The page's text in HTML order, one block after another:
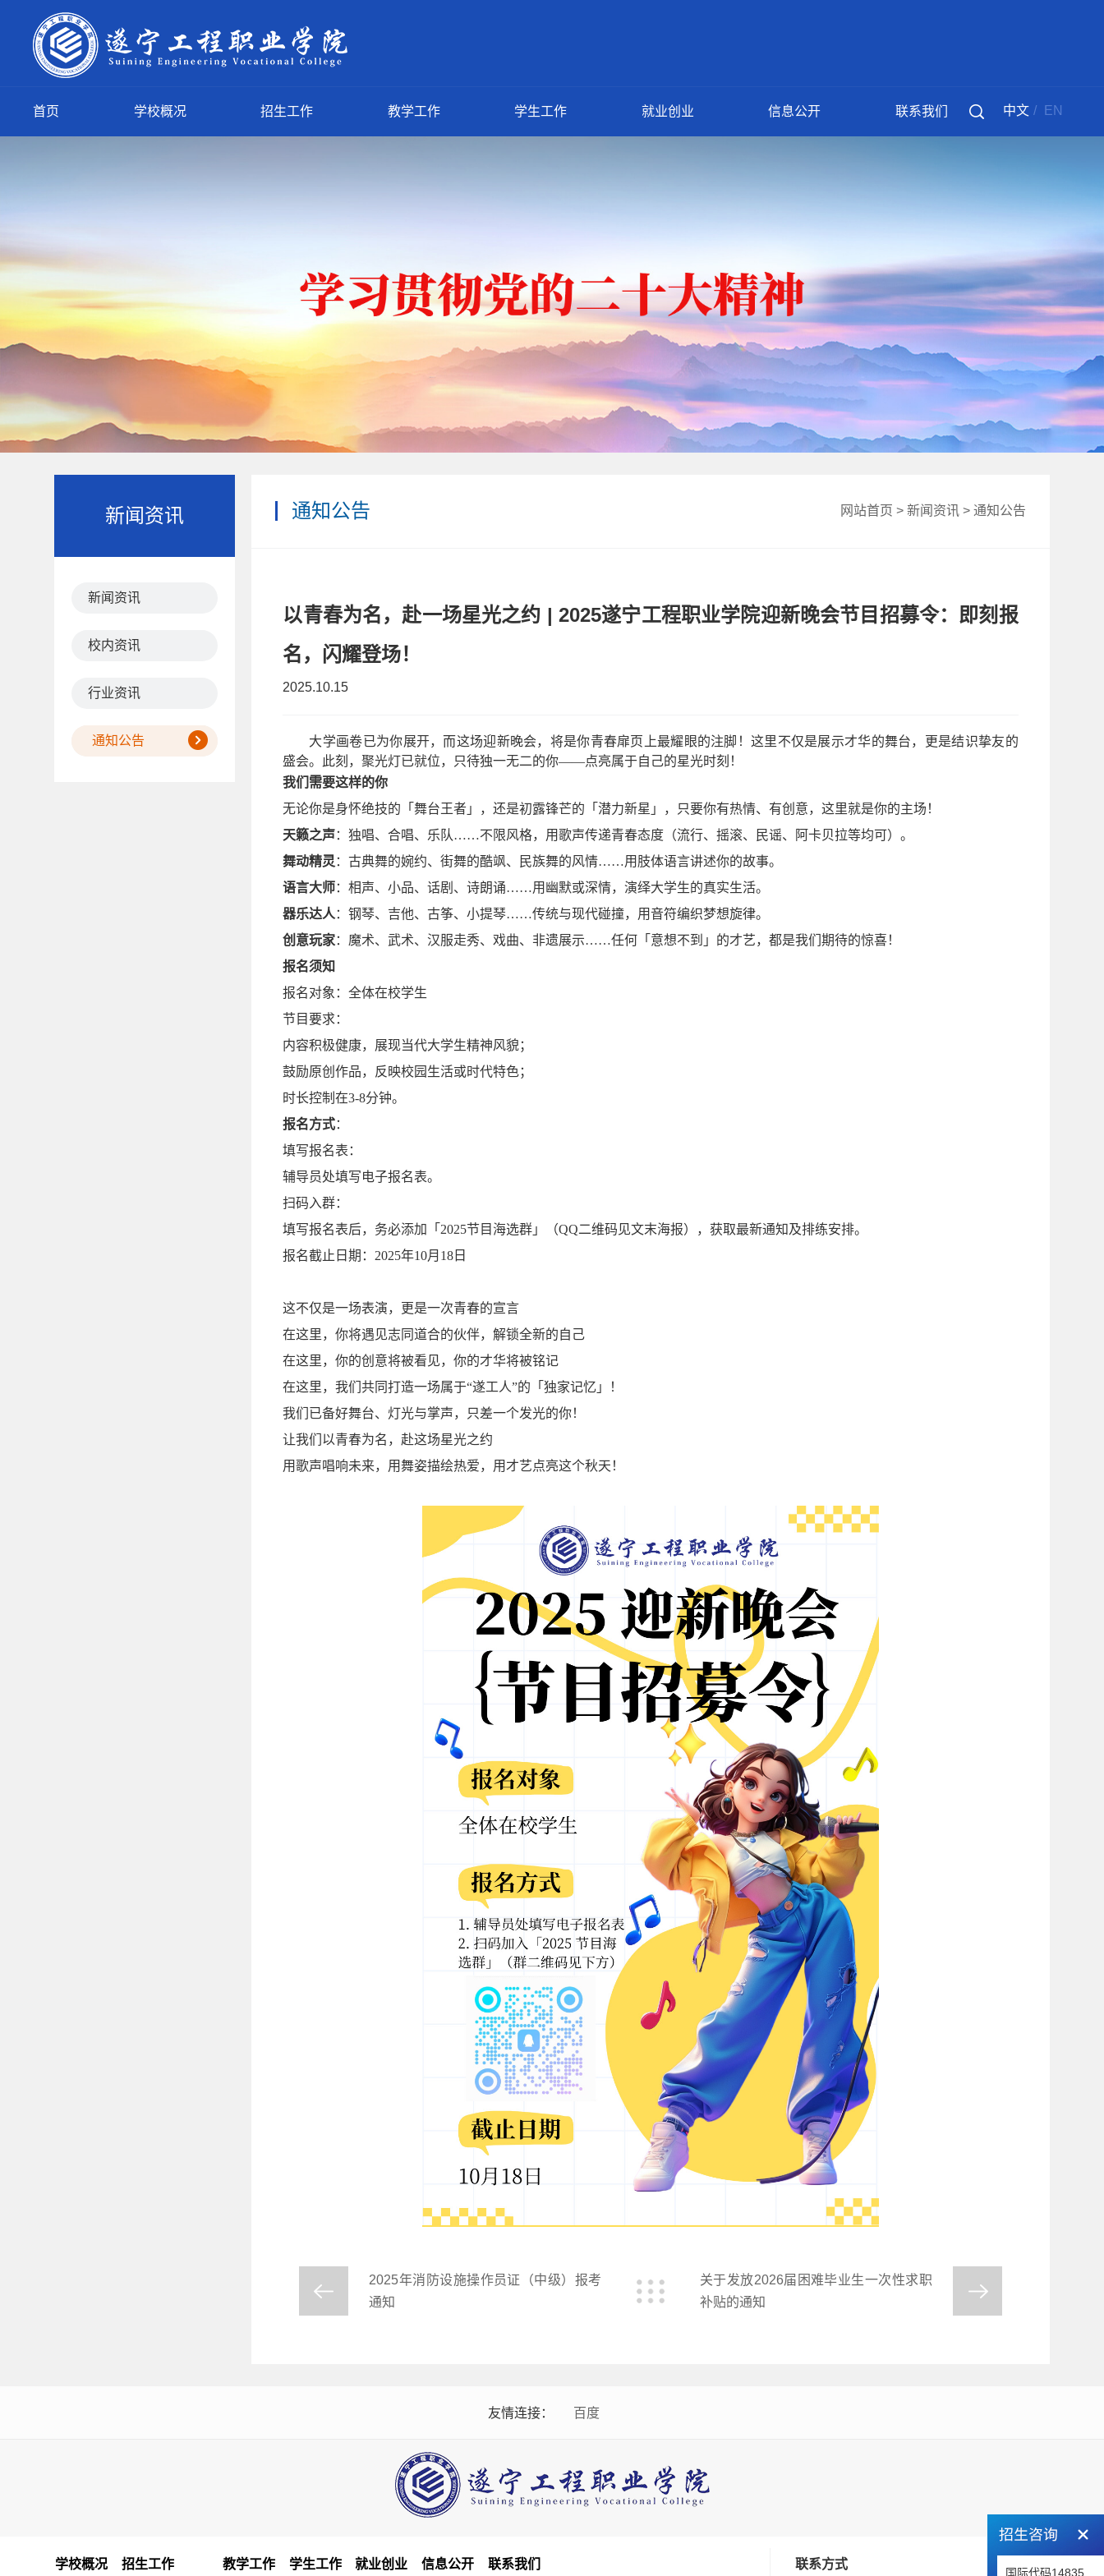
首页 学校概况 招生工作 教学工作 学生工作 就业创业 信息公开 联系我们 中文 / EN
新闻资讯
新闻资讯
校内资讯
行业资讯
通知公告
通知公告 网站首页 >新闻资讯 >通知公告
以青春为名，赴一场星光之约 | 2025遂宁工程职业学院迎新晚会节目招募令：即刻报
名，闪耀登场！
2025.10.15
大学画卷已为你展开，而这场迎新晚会，将是你青春扉页上最耀眼的注脚！这里不仅是展示才华的舞台，更是结识挚友的
盛会。此刻，聚光灯已就位，只待独一无二的你——点亮属于自己的星光时刻！
我们需要这样的你
无论你是身怀绝技的「舞台王者」，还是初露锋芒的「潜力新星」，只要你有热情、有创意，这里就是你的主场！
天籁之声：独唱、合唱、乐队……不限风格，用歌声传递青春态度（流行、摇滚、民谣、阿卡贝拉等均可）。
舞动精灵 ：古典舞的婉约、街舞的酷飒、民族舞的风情……用肢体语言讲述你的故事。
语言大师：相声、小品、话剧、诗朗诵……用幽默或深情，演绎大学生的真实生活。
器乐达人 ：钢琴、吉他、古筝、小提琴……传统与现代碰撞，用音符编织梦想旋律。
创意玩家：魔术、武术、汉服走秀、戏曲、非遗展示……任何「意想不到」的才艺，都是我们期待的惊喜！
报名须知
报名对象：全体在校学生
节目要求：
内容积极健康，展现当代大学生精神风貌；
鼓励原创作品，反映校园生活或时代特色；
时长控制在3-8分钟。
报名方式：
填写报名表：
辅导员处填写电子报名表。
扫码入群：
填写报名表后，务必添加「2025节目海选群」（QQ二维码见文末海报），获取最新通知及排练安排。
报名截止日期：2025年10月18日
这不仅是一场表演，更是一次青春的宣言
在这里，你将遇见志同道合的伙伴，解锁全新的自己
在这里，你的创意将被看见，你的才华将被铭记
在这里，我们共同打造一场属于“遂工人”的「独家记忆」！
我们已备好舞台、灯光与掌声，只差一个发光的你！
让我们以青春为名，赴这场星光之约
用歌声唱响未来，用舞姿描绘热爱，用才艺点亮这个秋天！
2025年消防设施操作员证（中级）报考
通知
关于发放2026届困难毕业生一次性求职
补贴的通知
友情连接： 百度
学校概况 招生工作 教学工作 学生工作 就业创业 信息公开 联系我们 联系方式
国际代码14835